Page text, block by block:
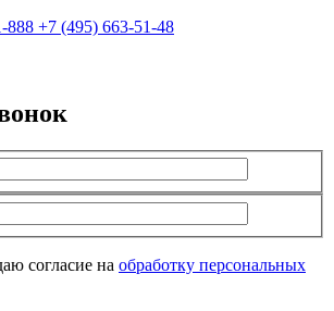
888 +7 (495) 663-51-48
согласие на обработку персональных